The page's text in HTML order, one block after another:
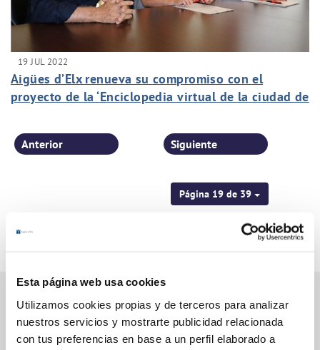
Esta página web usa cookies
Utilizamos cookies propias y de terceros para analizar
nuestros servicios y mostrarte publicidad relacionada
con tus preferencias en base a un perfil elaborado a
19 JUL 2022
Aigües d’Elx renueva su compromiso con el
proyecto de la ‘Enciclopedia virtual de la ciudad de
Página 19 de 39
Anterior Siguiente
Gestiones Online